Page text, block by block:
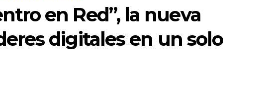
en Red”, la nueva
digitales en un solo